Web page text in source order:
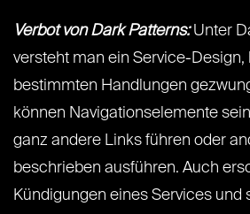
Verbot von Dark Patterns:Unter
versteht man ein Service-Design,
bestimmten Handlungen
können Navigationselemente
ganz andere Links führen oder
beschrieben ausführen. Auch
Kündigungen eines Services und